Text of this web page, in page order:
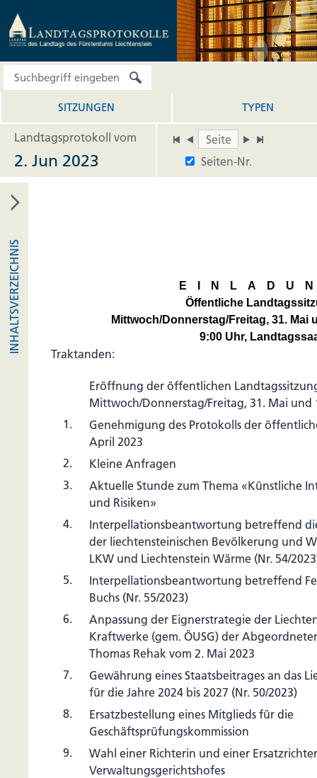
SITZUNGEN TYPEN
Landtagsprotokoll vom
Seiten-Nr.
2. Jun 2023
INHALTSVERZEICHNIS
Öffentliche
Mittwoch/Donnerstag/Freitag, 31. Mai
9:00 Uhr,
Traktanden:
Eröffnung der öffentlichen
Mittwoch/Donnerstag/Freitag, 31. Mai und
1.
Genehmigung des Protokolls der
April 2023
2.
Kleine Anfragen
3.
Aktuelle Stunde zum Thema «Künstliche
und Risiken»
4.
Interpellationsbeantwortung betreffend
der liechtensteinischen Bevölkerung und
LKW und Liechtenstein Wärme (Nr. 54/
5.
Interpellationsbeantwortung betreffend
Buchs (Nr. 55/2023)
6.
Anpassung der Eignerstrategie der
Kraftwerke (gem. ÖUSG) der
Thomas Rehak vom 2. Mai 2023
7.
Gewährung eines Staatsbeitrages an das
für die Jahre 2024 bis 2027 (Nr. 50/2023)
8.
Ersatzbestellung eines Mitglieds für die
Geschäftsprüfungskommission
9.
Wahl einer Richterin und einer
Verwaltungsgerichtshofes